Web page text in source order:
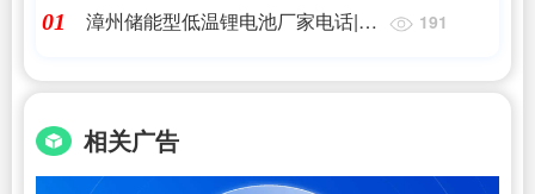
01
漳州储能型低温锂电池厂家电话|寒
191
相关广告